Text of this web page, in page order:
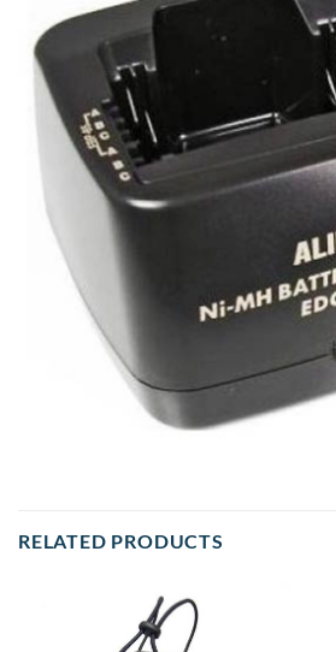
RELATED PRODUCTS